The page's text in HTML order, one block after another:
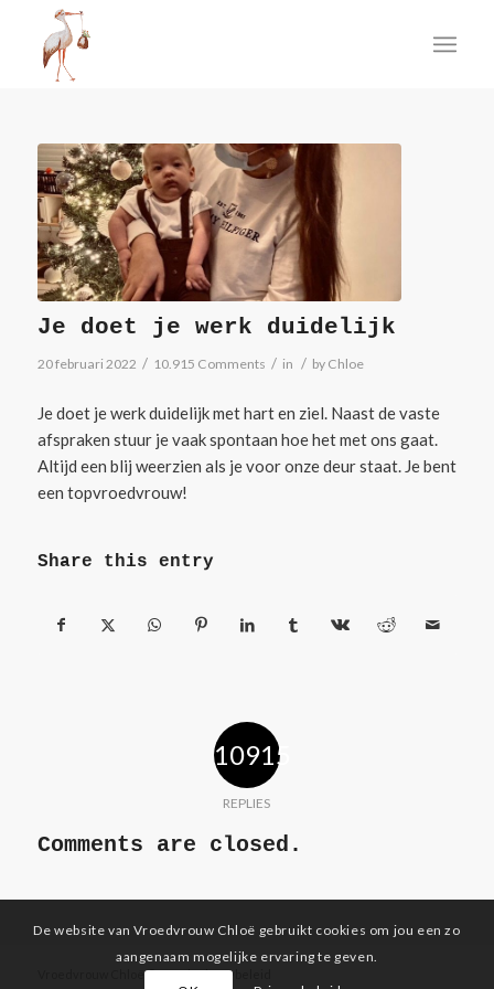
Je doet je werk duidelijk
20 februari 2022 / 10.915 Comments / in / by Chloe
Je doet je werk duidelijk met hart en ziel. Naast de vaste
afspraken stuur je vaak spontaan hoe het met ons gaat.
Altijd een blij weerzien als je voor onze deur staat. Je bent
een topvroedvrouw!
Share this entry
10915
REPLIES
Comments are closed.
Vroedvrouw Chloë ©2026 |Privacybeleid
De website van Vroedvrouw Chloë gebruikt cookies om jou een zo
aangenaam mogelijke ervaring te geven.